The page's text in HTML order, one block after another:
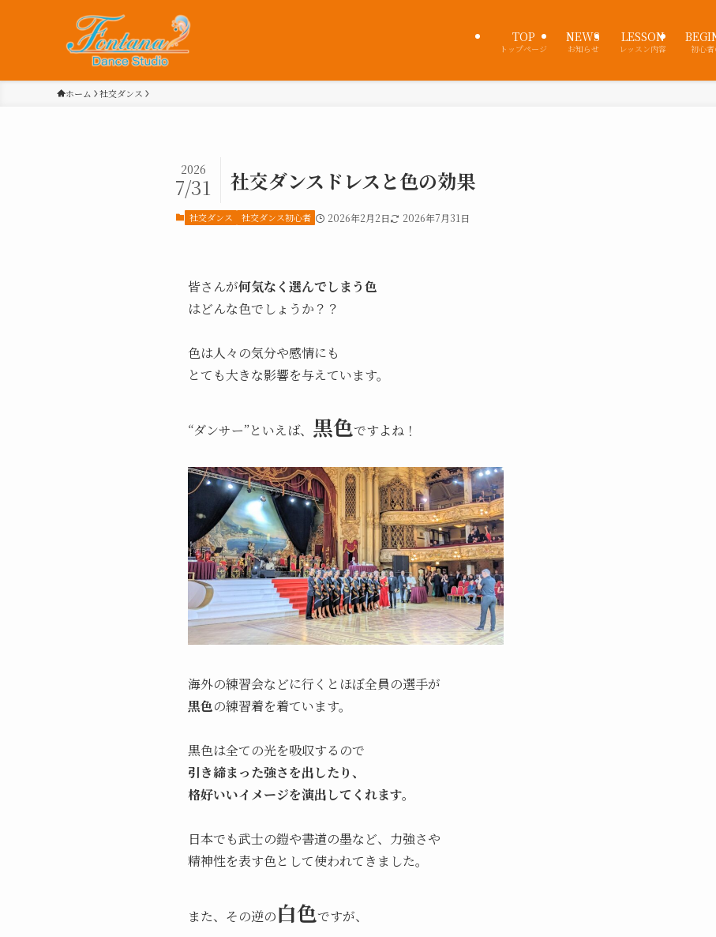
TOP
トップページ
NEWS
お知らせ
LESSON
レッスン内容 初心
ホーム 社交ダンス
社交ダンスドレスと色の効果
2026
7/31
社交ダンス 社交ダンス初心者 2026年2月2日 2026年7月31日
皆さんが何気なく選んでしまう色
はどんな色でしょうか？？
色は人々の気分や感情にも
とても大きな影響を与えています。
“ダンサー”といえば、 黒色ですよね！
海外の練習会などに行くとほぼ全員の選手が
黒色の練習着を着ています。
黒色は全ての光を吸収するので
引き締まった強さを出したり、
格好いいイメージを演出してくれます。
日本でも武士の鎧や書道の墨など、力強さや
精神性を表す色として使われてきました。
また、その逆の白色ですが、